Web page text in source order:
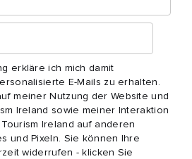
erkläre ich mich damit
E-Mails zu erhalten.
meiner Nutzung der Website und
Ireland sowie meiner Interaktion
Ireland auf anderen
und Pixeln. Sie können Ihre
widerrufen - klicken Sie